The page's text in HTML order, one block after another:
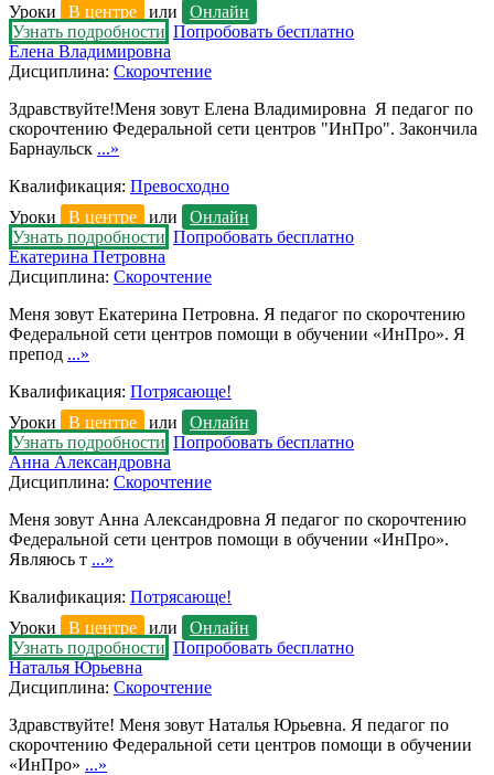
Уроки
В центре или
Онлайн
Узнать подробности Попробовать бесплатно
Елена Владимировна
Дисциплина: Скорочтение
Здравствуйте!Меня зовут Елена Владимировна Я педагог по
скорочтению Федеральной сети центров "ИнПро". Закончила
Барнаульск ...»
Квалификация: Превосходно
Уроки
В центре или
Онлайн
Узнать подробности Попробовать бесплатно
Екатерина Петровна
Дисциплина: Скорочтение
Меня зовут Екатерина Петровна. Я педагог по скорочтению
Федеральной сети центров помощи в обучении «ИнПро». Я
препод ...»
Квалификация: Потрясающе!
Уроки
В центре или
Онлайн
Узнать подробности Попробовать бесплатно
Анна Александровна
Дисциплина: Скорочтение
Меня зовут Анна Александровна Я педагог по скорочтению
Федеральной сети центров помощи в обучении «ИнПро».
Являюсь т ...»
Квалификация: Потрясающе!
Уроки
В центре или
Онлайн
Узнать подробности Попробовать бесплатно
Наталья Юрьевна
Дисциплина: Скорочтение
Здравствуйте! Меня зовут Наталья Юрьевна. Я педагог по
скорочтению Федеральной сети центров помощи в обучении
«ИнПро» ...»